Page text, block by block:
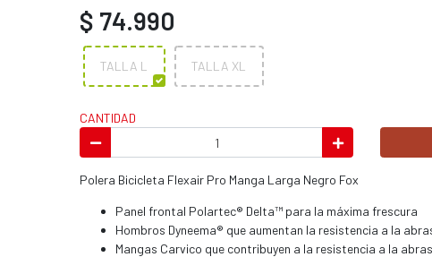
$ 74.990
TALLA L TALLA XL
CANTIDAD
Polera Bicicleta Flexair Pro Manga Larga Negro Fox
Panel frontal Polartec® Delta™ para la máxima frescura
Hombros Dyneema® que aumentan la resistencia a la
Mangas Carvico que contribuyen a la resistencia a la